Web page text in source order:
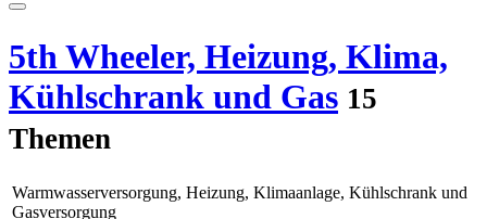
5th Wheeler, Heizung, Klima,
Kühlschrank und Gas 15
Themen
Warmwasserversorgung, Heizung, Klimaanlage, Kühlschrank und
Gasversorgung